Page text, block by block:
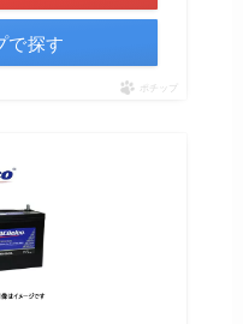
で探す
ポチップ